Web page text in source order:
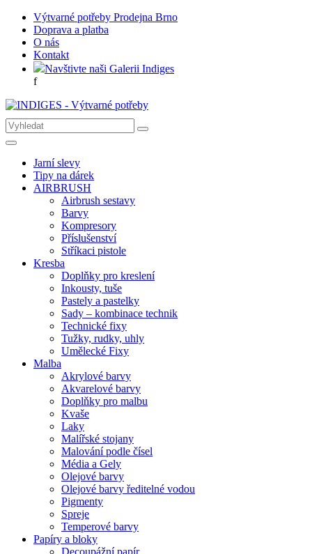
Výtvarné potřeby Prodejna Brno
Doprava a platba
O nás
Kontakt
Navštivte naši Galerii Indiges
f
Jarní slevy
Tipy na dárek
AIRBRUSH
Airbrush sestavy
Barvy
Kompresory
Příslušenství
Stříkaci pistole
Kresba
Doplňky pro kreslení
Inkousty, tuše
Pastely a pastelky
Sady – kombinace technik
Technické fixy
Tužky, rudky, uhly
Umělecké Fixy
Malba
Akrylové barvy
Akvarelové barvy
Doplňky pro malbu
Kvaše
Laky
Malířské stojany
Malování podle čísel
Média a Gely
Olejové barvy
Olejové barvy ředitelné vodou
Pigmenty
Spreje
Temperové barvy
Papíry a bloky
Decoupážní papír